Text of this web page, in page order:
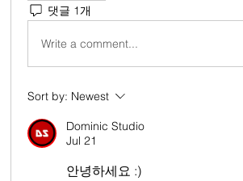
댓글 1개
Write a comment...
Sort by: Newest
Dominic Studio
Jul 21
안녕하세요 :)